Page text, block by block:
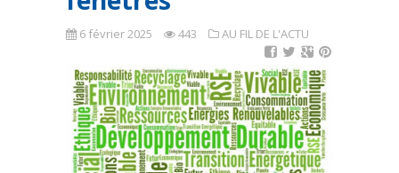
6 février 2025 443 AU FIL DE L'ACTU